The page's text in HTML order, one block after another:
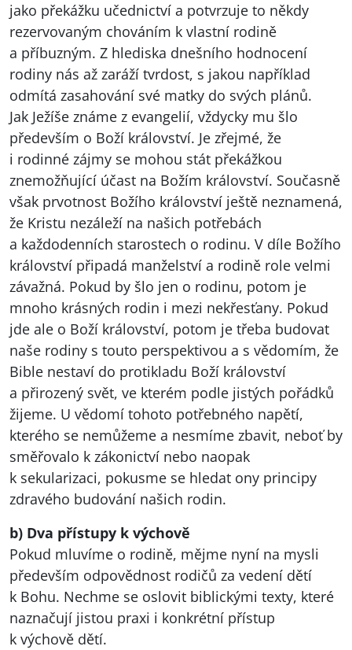
jako překážku učednictví a potvrzuje to někdy
rezervovaným chováním k vlastní rodině
a příbuzným. Z hlediska dnešního hodnocení
rodiny nás až zaráží tvrdost, s jakou například
odmítá zasahování své matky do svých plánů.
Jak Ježíše známe z evangelií, vždycky mu šlo
především o Boží království. Je zřejmé, že
i rodinné zájmy se mohou stát překážkou
znemožňující účast na Božím království. Současně
však prvotnost Božího království ještě neznamená,
že Kristu nezáleží na našich potřebách
a každodenních starostech o rodinu. V díle Božího
království připadá manželství a rodině role velmi
závažná. Pokud by šlo jen o rodinu, potom je
mnoho krásných rodin i mezi nekřesťany. Pokud
jde ale o Boží království, potom je třeba budovat
naše rodiny s touto perspektivou a s vědomím, že
Bible nestaví do protikladu Boží království
a přirozený svět, ve kterém podle jistých pořádků
žijeme. U vědomí tohoto potřebného napětí,
kterého se nemůžeme a nesmíme zbavit, neboť by
směřovalo k zákonictví nebo naopak
k sekularizaci, pokusme se hledat ony principy
zdravého budování našich rodin.
b) Dva přístupy k výchově
Pokud mluvíme o rodině, mějme nyní na mysli
především odpovědnost rodičů za vedení dětí
k Bohu. Nechme se oslovit biblickými texty, které
naznačují jistou praxi i konkrétní přístup
k výchově dětí.